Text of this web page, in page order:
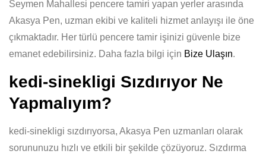
Seymen Mahallesi pencere tamiri yapan yerler arasında
Akasya Pen, uzman ekibi ve kaliteli hizmet anlayışı ile öne
çıkmaktadır. Her türlü pencere tamir işinizi güvenle bize
emanet edebilirsiniz. Daha fazla bilgi için Bize Ulaşın.
kedi-sinekligi Sızdırıyor Ne
Yapmalıyım?
kedi-sinekligi sızdırıyorsa, Akasya Pen uzmanları olarak
sorununuzu hızlı ve etkili bir şekilde çözüyoruz. Sızdırma